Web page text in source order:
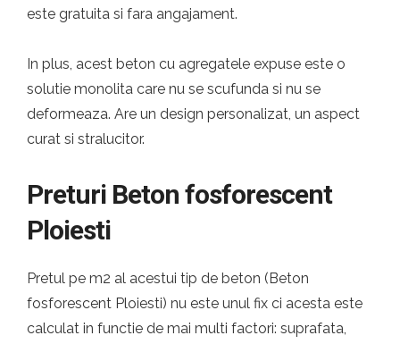
este gratuita si fara angajament.
In plus, acest beton cu agregatele expuse este o
solutie monolita care nu se scufunda si nu se
deformeaza. Are un design personalizat, un aspect
curat si stralucitor.
Preturi Beton fosforescent
Ploiesti
Pretul pe m2 al acestui tip de beton (Beton
fosforescent Ploiesti) nu este unul fix ci acesta este
calculat in functie de mai multi factori: suprafata,